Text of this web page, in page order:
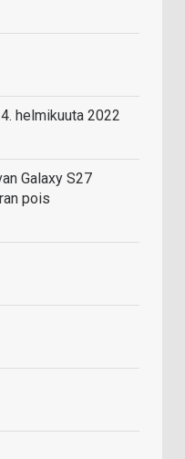
helmikuuta 2022
Galaxy S27
pois